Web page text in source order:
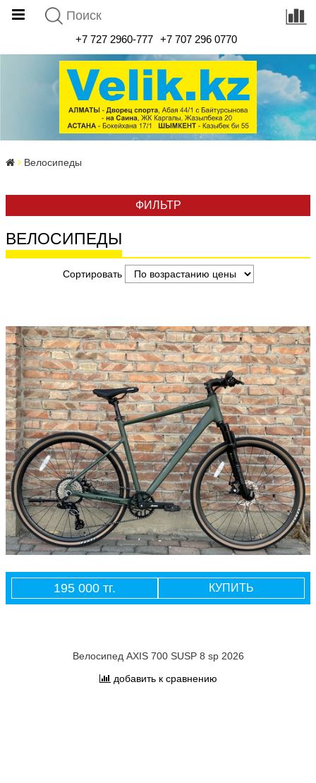
+7 727 2960-777 +7 707 296 0770
Велосипеды
ФИЛЬТР
ВЕЛОСИПЕДЫ
Сортировать
195 000 тг. КУПИТЬ
Велосипед AXIS 700 SUSP 8 sp 2026
добавить к сравнению